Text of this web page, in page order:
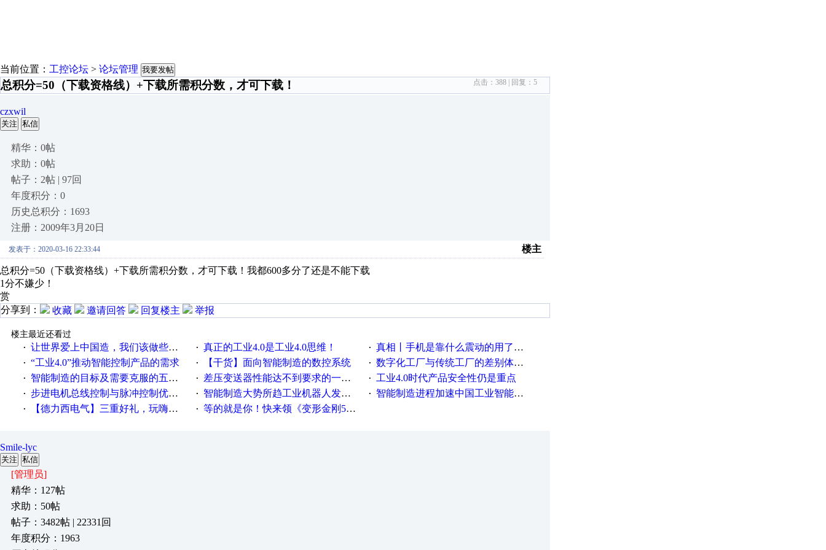
当前位置： 工控论坛 > 论坛管理 我要发帖
总积分=50（下载资格线）+下载所需积分数，才可下载！ 点击： 388 | 回复： 5
czxwil
关注 私信
精华：0帖
求助：0帖
帖子：2帖 | 97回
年度积分：0
历史总积分：1693
注册：2009年3月20日
发表于：2020-03-16 22:33:44 楼主
总积分=50（下载资格线）+下载所需积分数，才可下载！我都600多分了还是不能下载
1分不嫌少！
赏
分享到：
收藏 邀请回答 回复楼主 举报
楼主最近还看过
· 让世界爱上中国造，我们该做些什么 · 真正的工业4.0是工业4.0思维！ · 真相丨手机是靠什么震动的用了这么多年才知道！
· “工业4.0”推动智能控制产品的需求 · 【干货】面向智能制造的数控系统 · 数字化工厂与传统工厂的差别体现在哪里？
· 智能制造的目标及需要克服的五个障碍 · 差压变送器性能达不到要求的一些因素 · 工业4.0时代产品安全性仍是重点
· 步进电机总线控制与脉冲控制优缺点 · 智能制造大势所趋工业机器人发展迅猛 · 智能制造进程加速中国工业智能化之路发展趋势明显
· 【德力西电气】三重好礼，玩嗨夏日！ · 等的就是你！快来领《变形金刚5》观影券
Smile-lyc
关注 私信
[管理员]
精华：127帖
求助：50帖
帖子：3482帖 | 22331回
年度积分：1963